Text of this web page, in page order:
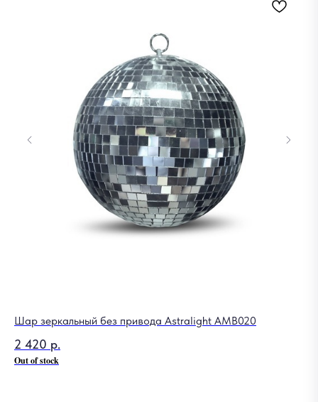
Шар зеркальный без привода Astralight AMB020
2 420 р.
Out of stock